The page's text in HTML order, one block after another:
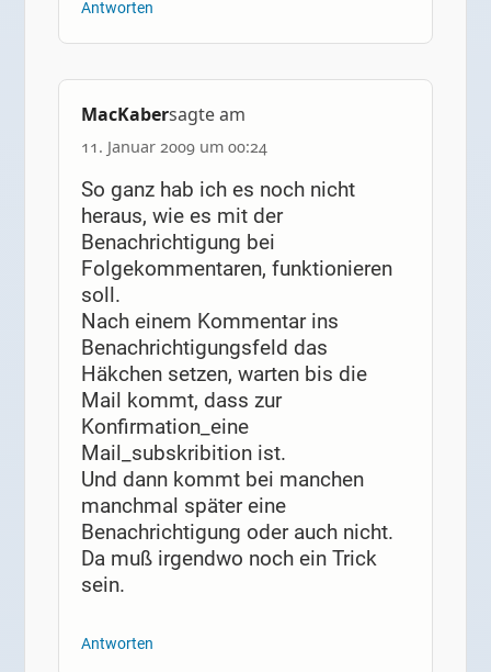
Antworten
MacKabersagte am
11. Januar 2009 um 00:24
So ganz hab ich es noch nicht
heraus, wie es mit der
Benachrichtigung bei
Folgekommentaren, funktionieren
soll.
Nach einem Kommentar ins
Benachrichtigungsfeld das
Häkchen setzen, warten bis die
Mail kommt, dass zur
Konfirmation_eine
Mail_subskribition ist.
Und dann kommt bei manchen
manchmal später eine
Benachrichtigung oder auch nicht.
Da muß irgendwo noch ein Trick
sein.
Antworten